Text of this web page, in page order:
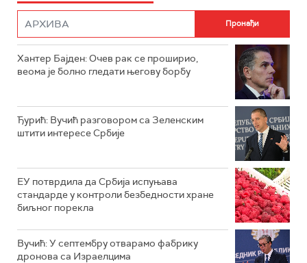
Хантер Бајден: Очев рак се проширио,
веома је болно гледати његову борбу
Ђурић: Вучић разговором са Зеленским
штити интересе Србије
ЕУ потврдила да Србија испуњава
стандарде у контроли безбедности хране
биљног порекла
Вучић: У септембру отварамо фабрику
дронова са Израелцима